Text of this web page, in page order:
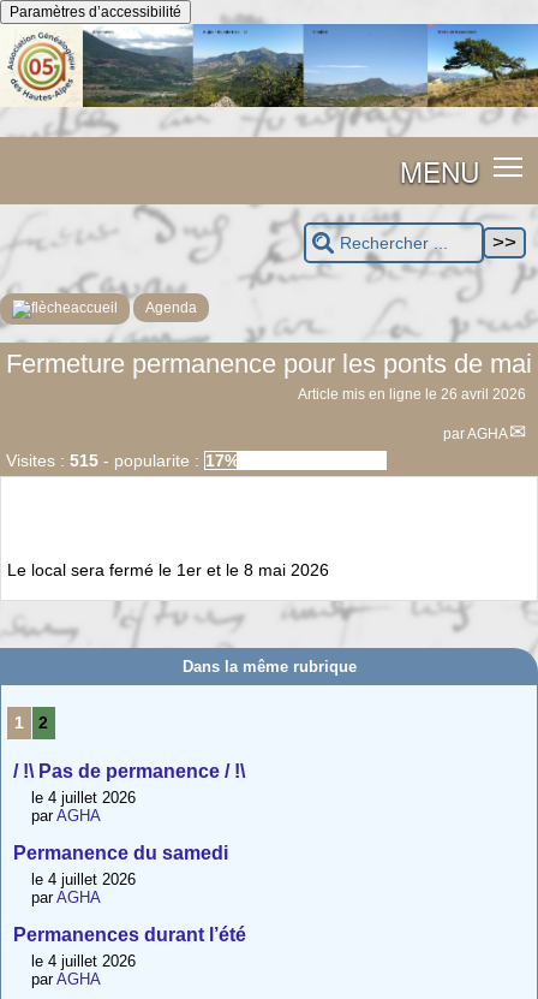
Panneau de gestion des cookies
Paramètres d’accessibilité
MENU
accueil Agenda
Fermeture permanence pour les ponts de mai
Article mis en ligne le 26 avril 2026
parAGHA
Visites : 515 - popularite : 17%
Le local sera fermé le 1er et le 8 mai 2026
Dans la même rubrique
1 2
/ !\ Pas de permanence / !\
le 4 juillet 2026
parAGHA
Permanence du samedi
le 4 juillet 2026
parAGHA
Permanences durant l’été
le 4 juillet 2026
parAGHA